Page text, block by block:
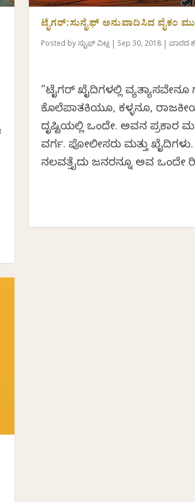
ಟೈಗರ್:ಸುನೈಫ್ ಅನುವಾದಿಸಿದ ವೈಕಂ
Posted by ಸುನೈಫ್ ವಿಟ್ಲ| Sep 30, 2018| ವಾರದ
”ಟೈಗರ್ ಖೈದಿಗಳಲ್ಲಿ ವ್ಯತ್ಯಾಸವೇನೂ
ಕೊಲೆಪಾತಕಿಯೂ, ಕಳ್ಳನೂ,
ದೃಷ್ಟಿಯಲ್ಲಿ ಒಂದೇ. ಅವನ ಪ್ರಕಾರ
ವರ್ಗ. ಪೋಲೀಸರು ಮತ್ತು ಖೈದಿಗಳು.
ನಲವತ್ತೈದು ಜನರನ್ನೂ ಅವ ಒಂದೇ